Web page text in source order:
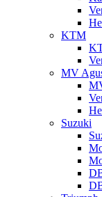
KTM
MV
Suzuki